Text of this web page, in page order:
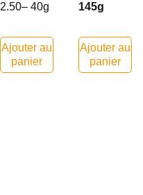
2.50– 40g
Ajouter au
panier
145g
Ajouter au
panier